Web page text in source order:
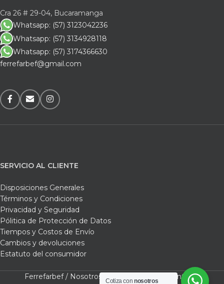
Cra 26 # 29-04, Bucaramanga
Whatsapp: (57) 3123042236
Whatsapp: (57) 3134928118
Whatsapp: (57) 3174366630
ferrefarbef@gmail.com
SERVICIO AL CLIENTE
Disposiciones Generales
Términos y Condiciones
Privacidad y Seguridad
Pólitica de Protección de Datos
Tiempos y Costos de Envío
Cambios y devoluciones
Estatuto del consumidor
Ferrefarbef / Nosotros / Tienda / Contacto
Cotiza connosotros